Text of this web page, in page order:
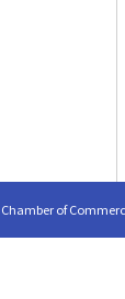
Chamber of